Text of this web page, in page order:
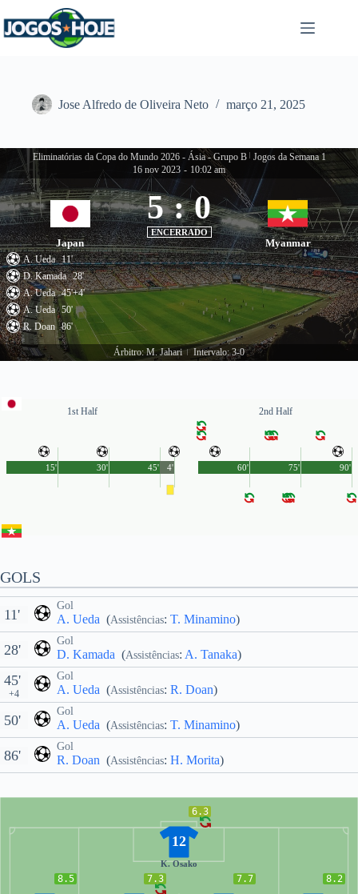
para
o
Jose Alfredo de Oliveira Neto março 21, 2025
Eliminatórias da Copa do Mundo 2026 - Ásia - Grupo B
Jogos da Semana 1
16 nov 2023 - 10:02 am
Japan
5 : 0
ENCERRADO
Myanmar
A. Ueda 11'
D. Kamada 28'
A. Ueda 45'+4'
A. Ueda 50'
R. Doan 86'
Árbitro: M. Jahari Intervalo: 3-0
1st Half
45'
15' 30' 4'
2nd Half
90'
60' 75'
GOLS
Gol
A. Ueda (Assistências: T. Minamino)
11'
Gol
D. Kamada (Assistências: A. Tanaka)
28'
Gol
A. Ueda (Assistências: R. Doan)
45'
+4
Gol
A. Ueda (Assistências: T. Minamino)
50'
Gol
R. Doan (Assistências: H. Morita)
86'
6.3
12
K. Osako
8.2
7.7
7.3
8.5